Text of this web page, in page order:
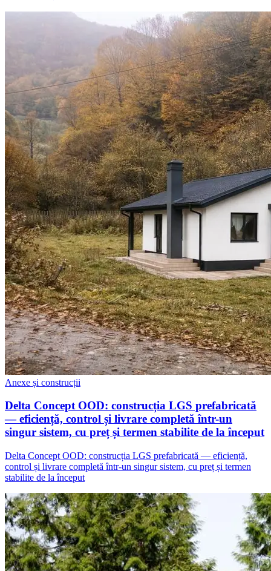
Anexe și construcții
Delta Concept OOD: construcția LGS prefabricată
— eficiență, control și livrare completă într-un
singur sistem, cu preț și termen stabilite de la început
Delta Concept OOD: construcția LGS prefabricată — eficiență,
control și livrare completă într-un singur sistem, cu preț și termen
stabilite de la început